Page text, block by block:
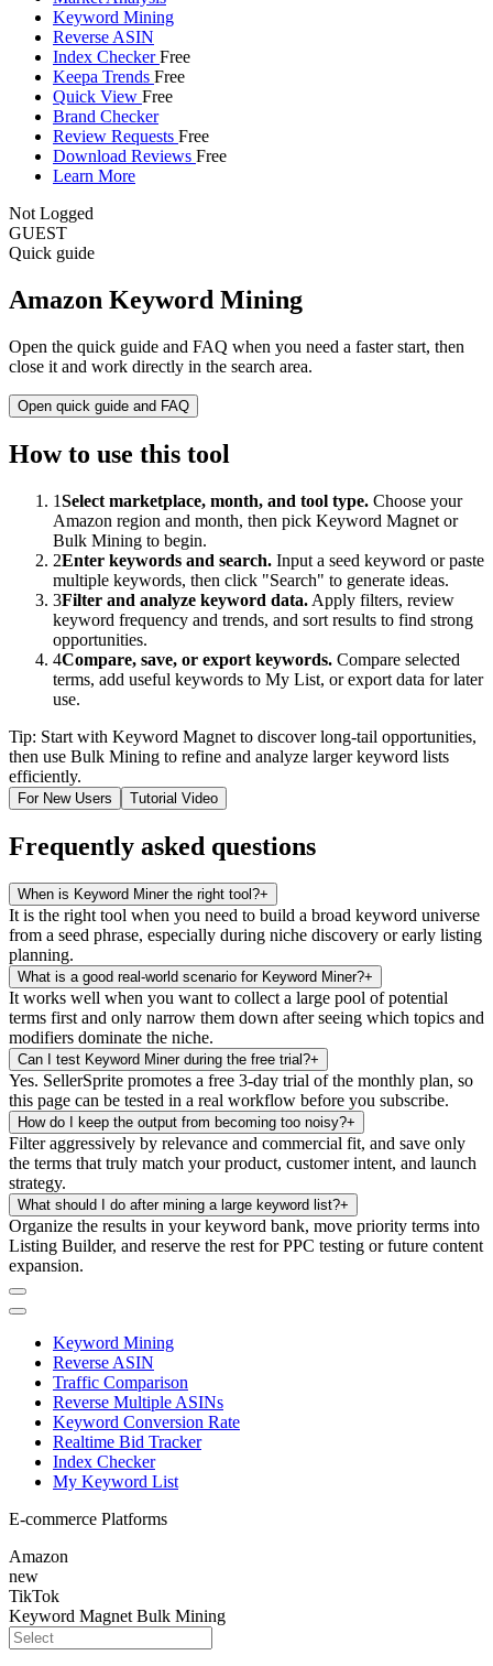
Keyword Mining
Reverse ASIN
Index CheckerFree
Keepa Trends Free
Quick View Free
Brand Checker
Review Requests Free
Download Reviews Free
Learn More
Not Logged
GUEST
Quick guide
Amazon Keyword Mining
Open the quick guide and FAQ when you need a faster start, then
close it and work directly in the search area.
Open quick guide and FAQ
How to use this tool
1Select marketplace, month, and tool type. Choose your
Amazon region and month, then pick Keyword Magnet or
Bulk Mining to begin.
2Enter keywords and search. Input a seed keyword or paste
multiple keywords, then click "Search" to generate ideas.
3Filter and analyze keyword data. Apply filters, review
keyword frequency and trends, and sort results to find strong
opportunities.
4Compare, save, or export keywords. Compare selected
terms, add useful keywords to My List, or export data for later
use.
Tip: Start with Keyword Magnet to discover long-tail opportunities,
then use Bulk Mining to refine and analyze larger keyword lists
efficiently.
For New Users Tutorial Video
Frequently asked questions
When is Keyword Miner the right tool?+
It is the right tool when you need to build a broad keyword universe
from a seed phrase, especially during niche discovery or early listing
planning.
What is a good real-world scenario for Keyword Miner?+
It works well when you want to collect a large pool of potential
terms first and only narrow them down after seeing which topics and
modifiers dominate the niche.
Can I test Keyword Miner during the free trial?+
Yes. SellerSprite promotes a free 3-day trial of the monthly plan, so
this page can be tested in a real workflow before you subscribe.
How do I keep the output from becoming too noisy?+
Filter aggressively by relevance and commercial fit, and save only
the terms that truly match your product, customer intent, and launch
strategy.
What should I do after mining a large keyword list?+
Organize the results in your keyword bank, move priority terms into
Listing Builder, and reserve the rest for PPC testing or future content
expansion.
Keyword Mining
Reverse ASIN
Traffic Comparison
Reverse Multiple ASINs
Keyword Conversion Rate
Realtime Bid Tracker
Index Checker
My Keyword List
E-commerce Platforms
Amazon
new
TikTok
Keyword MagnetBulk Mining